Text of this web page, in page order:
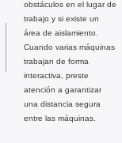
obstáculos en el lugar de
trabajo y si existe un
área de aislamiento.
Cuando varias máquinas
trabajan de forma
interactiva, preste
atención a garantizar
una distancia segura
entre las máquinas.